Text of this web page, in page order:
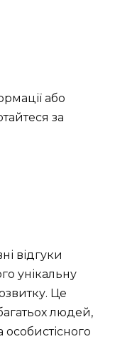
або
за
відгуки
унікальну
Це
людей,